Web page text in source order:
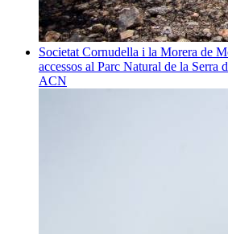
Societat Cornudella i la Morera de
accessos al Parc Natural de la Serra
ACN